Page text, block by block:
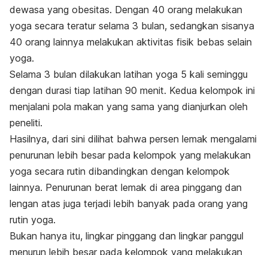
dewasa yang obesitas. Dengan 40 orang melakukan
yoga secara teratur selama 3 bulan, sedangkan sisanya
40 orang lainnya melakukan aktivitas fisik bebas selain
yoga.
Selama 3 bulan dilakukan latihan yoga 5 kali seminggu
dengan durasi tiap latihan 90 menit. Kedua kelompok ini
menjalani pola makan yang sama yang dianjurkan oleh
peneliti.
Hasilnya, dari sini dilihat bahwa persen lemak mengalami
penurunan lebih besar pada kelompok yang melakukan
yoga secara rutin dibandingkan dengan kelompok
lainnya. Penurunan berat lemak di area pinggang dan
lengan atas juga terjadi lebih banyak pada orang yang
rutin yoga.
Bukan hanya itu, lingkar pinggang dan lingkar panggul
menurun lebih besar pada kelompok yang melakukan